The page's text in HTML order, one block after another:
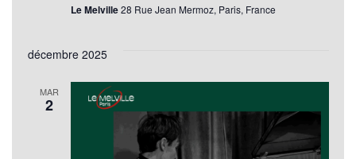
Le Melville28 Rue Jean Mermoz, Paris, France
décembre 2025
MAR
2